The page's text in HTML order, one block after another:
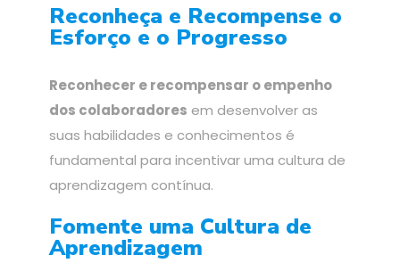
Reconheça e Recompense o
Esforço e o Progresso
Reconhecer e recompensar o empenho
dos colaboradores em desenvolver as
suas habilidades e conhecimentos é
fundamental para incentivar uma cultura de
aprendizagem contínua.
Fomente uma Cultura de
Aprendizagem